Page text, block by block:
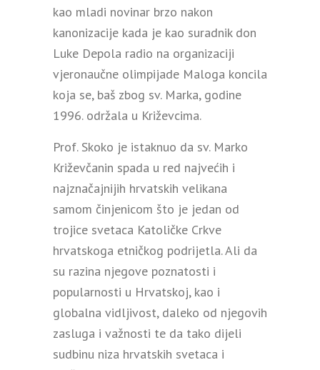
kao mladi novinar brzo nakon
kanonizacije kada je kao suradnik don
Luke Depola radio na organizaciji
vjeronaučne olimpijade Maloga koncila
koja se, baš zbog sv. Marka, godine
1996. održala u Križevcima.
Prof. Skoko je istaknuo da sv. Marko
Križevčanin spada u red najvećih i
najznačajnijih hrvatskih velikana
samom činjenicom što je jedan od
trojice svetaca Katoličke Crkve
hrvatskoga etničkog podrijetla. Ali da
su razina njegove poznatosti i
popularnosti u Hrvatskoj, kao i
globalna vidljivost, daleko od njegovih
zasluga i važnosti te da tako dijeli
sudbinu niza hrvatskih svetaca i